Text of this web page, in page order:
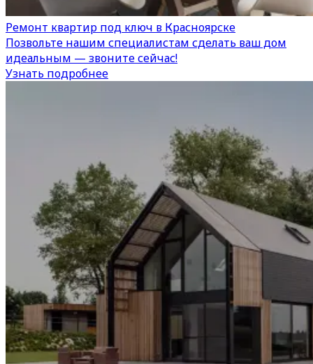
Ремонт квартир под ключ в Красноярске
Позвольте нашим специалистам сделать ваш дом
идеальным — звоните сейчас!
Узнать подробнее